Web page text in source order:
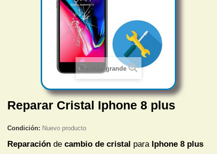
Ver más grande
Reparar Cristal Iphone 8 plus
Condición: Nuevo producto
Reparación de cambio de cristal paraIphone 8 plus